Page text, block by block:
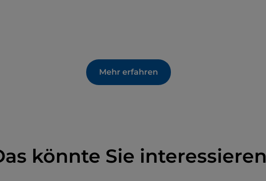
Mehr erfahren
könnte Sie interessieren